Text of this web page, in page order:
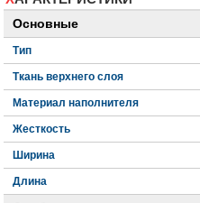
Основные
Тип
Ткань верхнего слоя
Материал наполнителя
Жесткость
Ширина
Длина